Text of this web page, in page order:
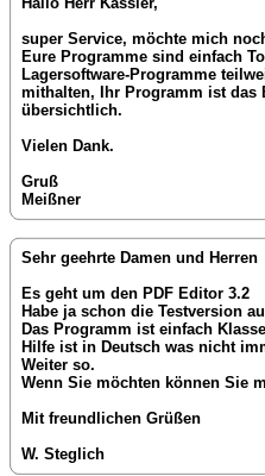
super Service, möchte mich
Eure Programme sind einfach
Lagersoftware-Programme
mithalten, Ihr Programm ist das
übersichtlich.
Vielen Dank.
Gruß
Meißner
Sehr geehrte Damen und Herren
Es geht um den PDF Editor 3.2
Habe ja schon die Testversion
Das Programm ist einfach
Hilfe ist in Deutsch was nicht
Weiter so.
Wenn Sie möchten können Sie
Mit freundlichen Grüßen
W. Steglich